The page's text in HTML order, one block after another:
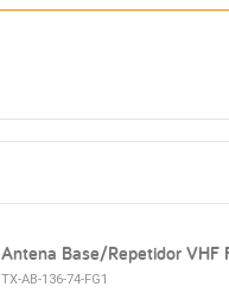
Antena Base/Repetidor VHF
TX-AB-136-74-FG1